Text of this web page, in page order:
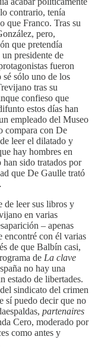
contrario, tenía
que Franco. Tras su
pero,
que pretendía
presidente de
fueron
sé sólo uno de los
tras su
confieso que
estos días han
empleado del Museo
compara con De
leer el dilatado y
hay hombres en
han sido tratados por
que De Gaulle trató
de leer sus libros y
en varias
– apenas
encontré con él varias
de que Balbín casi,
de La clave
no hay una
estado de libertades.
sindicato del crimen
sí puedo decir que no
partenaires
Cero, moderado por
como antes y